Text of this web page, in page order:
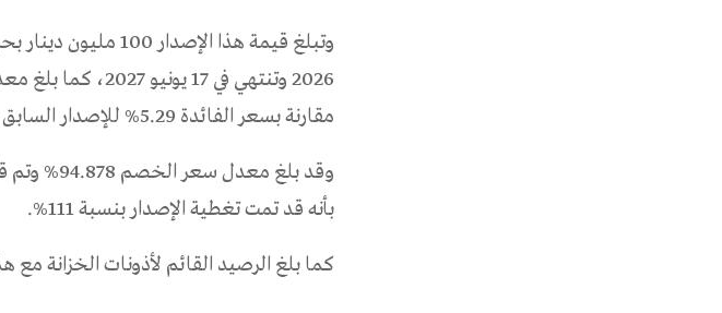
مقارنة بسعر الفائدة 5.29% للإصدار السابق بتاريخ 21 مايو 2026.
بأنه قد تمت تغطية الإصدار بنسبة 111%.
كما بلغ الرصيد القائم لأذونات الخزانة مع هذا الإصدار ما